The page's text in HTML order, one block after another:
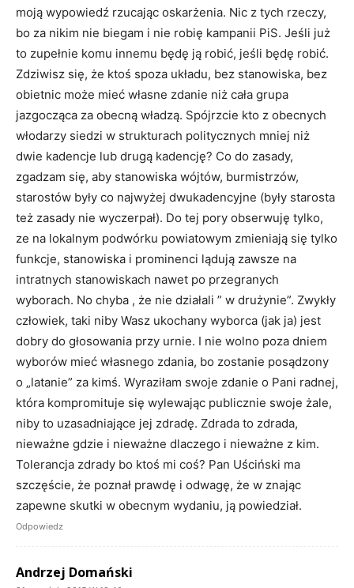
moją wypowiedź rzucając oskarżenia. Nic z tych rzeczy,
bo za nikim nie biegam i nie robię kampanii PiS. Jeśli już
to zupełnie komu innemu będę ją robić, jeśli będę robić.
Zdziwisz się, że ktoś spoza układu, bez stanowiska, bez
obietnic może mieć własne zdanie niż cała grupa
jazgocząca za obecną władzą. Spójrzcie kto z obecnych
włodarzy siedzi w strukturach politycznych mniej niż
dwie kadencje lub drugą kadencję? Co do zasady,
zgadzam się, aby stanowiska wójtów, burmistrzów,
starostów były co najwyżej dwukadencyjne (były starosta
też zasady nie wyczerpał). Do tej pory obserwuję tylko,
ze na lokalnym podwórku powiatowym zmieniają się tylko
funkcje, stanowiska i prominenci lądują zawsze na
intratnych stanowiskach nawet po przegranych
wyborach. No chyba , że nie działali ” w drużynie”. Zwykły
człowiek, taki niby Wasz ukochany wyborca (jak ja) jest
dobry do głosowania przy urnie. I nie wolno poza dniem
wyborów mieć własnego zdania, bo zostanie posądzony
o „latanie” za kimś. Wyraziłam swoje zdanie o Pani radnej,
która kompromituje się wylewając publicznie swoje żale,
niby to uzasadniające jej zdradę. Zdrada to zdrada,
nieważne gdzie i nieważne dlaczego i nieważne z kim.
Tolerancja zdrady bo ktoś mi coś? Pan Uściński ma
szczęście, że poznał prawdę i odwagę, że w znając
zapewne skutki w obecnym wydaniu, ją powiedział.
Odpowiedz
Andrzej Domański